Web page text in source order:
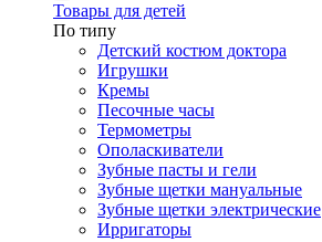
Товары для детей
По типу
Детский костюм доктора
Игрушки
Кремы
Песочные часы
Термометры
Ополаскиватели
Зубные пасты и гели
Зубные щетки мануальные
Зубные щетки электрические
Ирригаторы